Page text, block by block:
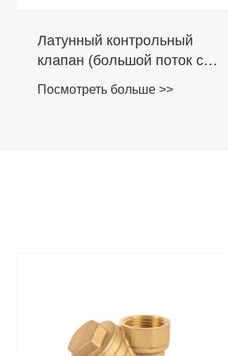
Латунный контрольный
клапан (большой поток с
Посмотреть больше >>